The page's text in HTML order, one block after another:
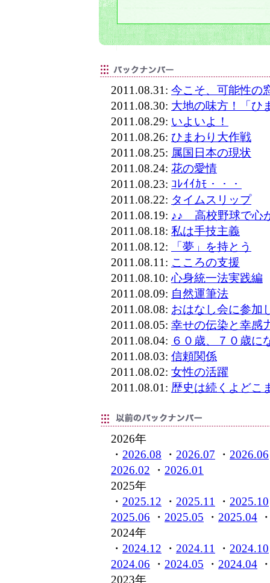
2011.08.31: 今こそ、可能性の
2011.08.30: 大地の味方！「ひ
2011.08.29: いよいよ！
2011.08.26: ひまわり大作戦
2011.08.25: 属国日本の現状
2011.08.24: 花の愛情
2011.08.23: ｺﾚｲｲｶﾓ・・・
2011.08.22: タイムスリップ
2011.08.19: ♪♪ 高校野球で心
2011.08.18: 私は手技主義
2011.08.12:
「夢」を持とう
2011.08.11: こころの支援
2011.08.10:心身統一法実践編
2011.08.09: 自然運筆法
2011.08.08: おはなし会に参加
2011.08.05: 幸せの伝染と幸感
2011.08.04: ６０歳、７０歳に
2011.08.03: 信頼関係
2011.08.02: 女性の活躍
2011.08.01: 歴史は続くよどこ
2026年
・ 2026.08 ・ 2026.07 ・ 2026.06
2026.02 ・ 2026.01
2025年
・ 2025.12 ・ 2025.11 ・ 2025.10
2025.06 ・ 2025.05 ・ 2025.04
2024年
・ 2024.12 ・ 2024.11 ・ 2024.10
2024.06 ・ 2024.05 ・ 2024.04
2023年